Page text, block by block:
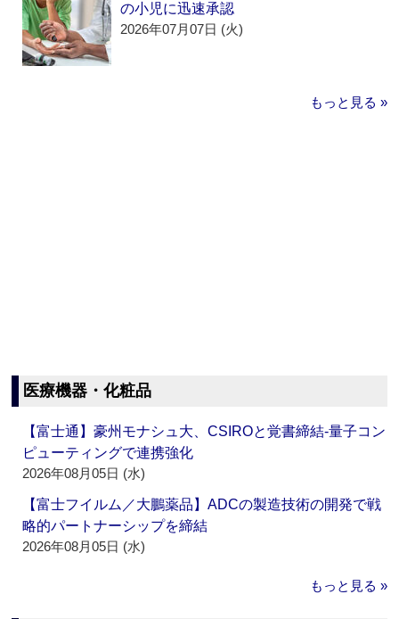
の小児に迅速承認
2026年07月07日 (火)
もっと見る »
医療機器・化粧品
【富士通】豪州モナシュ大、CSIROと覚書締結‐量子コン
ピューティングで連携強化
2026年08月05日 (水)
【富士フイルム／大鵬薬品】ADCの製造技術の開発で戦
略的パートナーシップを締結
2026年08月05日 (水)
もっと見る »